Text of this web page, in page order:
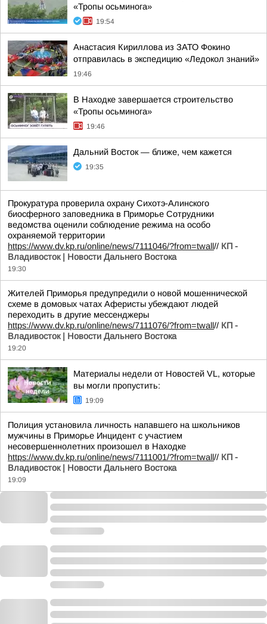
«Тропы осьминога»
19:54
Анастасия Кириллова из ЗАТО Фокино
отправилась в экспедицию «Ледокол знаний»
19:46
В Находке завершается строительство
«Тропы осьминога»
19:46
Дальний Восток — ближе, чем кажется
19:35
Прокуратура проверила охрану Сихотэ-Алинского
биосферного заповедника в Приморье Сотрудники
ведомства оценили соблюдение режима на особо
охраняемой территории
https://www.dv.kp.ru/online/news/7111046/?from=twall// КП -
Владивосток | Новости Дальнего Востока
19:30
Жителей Приморья предупредили о новой мошеннической
схеме в домовых чатах Аферисты убеждают людей
переходить в другие мессенджеры
https://www.dv.kp.ru/online/news/7111076/?from=twall// КП -
Владивосток | Новости Дальнего Востока
19:20
Материалы недели от Новостей VL, которые
вы могли пропустить:
19:09
Полиция установила личность напавшего на школьников
мужчины в Приморье Инцидент с участием
несовершеннолетних произошел в Находке
https://www.dv.kp.ru/online/news/7111001/?from=twall// КП -
Владивосток | Новости Дальнего Востока
19:09